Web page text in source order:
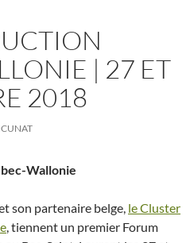
| 27 ET
2018
Wallonie
son partenaire belge, le Cluster
, tiennent un premier Forum